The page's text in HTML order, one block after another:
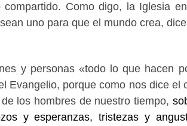
Como digo, la Iglesia
uno para que el mundo crea,
y personas «todo lo que hacen
Evangelio, porque como nos dice el
los hombres de nuestro tiempo,
y esperanzas, tristezas y